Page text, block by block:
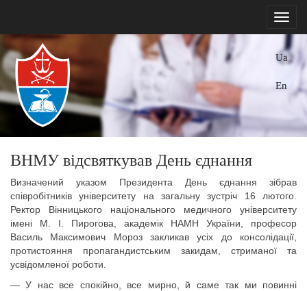
Ua
En
ВНМУ відсвяткував День єднання
Визначений указом Президента День єднання зібрав
співробітників університету на загальну зустріч 16 лютого.
Ректор Вінницького національного медичного університету
імені М. І. Пирогова, академік НАМН України, професор
Василь Максимович Мороз закликав усіх до консолідації,
протистояння пропагандистським закидам, стриманої та
усвідомленої роботи.
— У нас все спокійно, все мирно, й саме так ми повинні